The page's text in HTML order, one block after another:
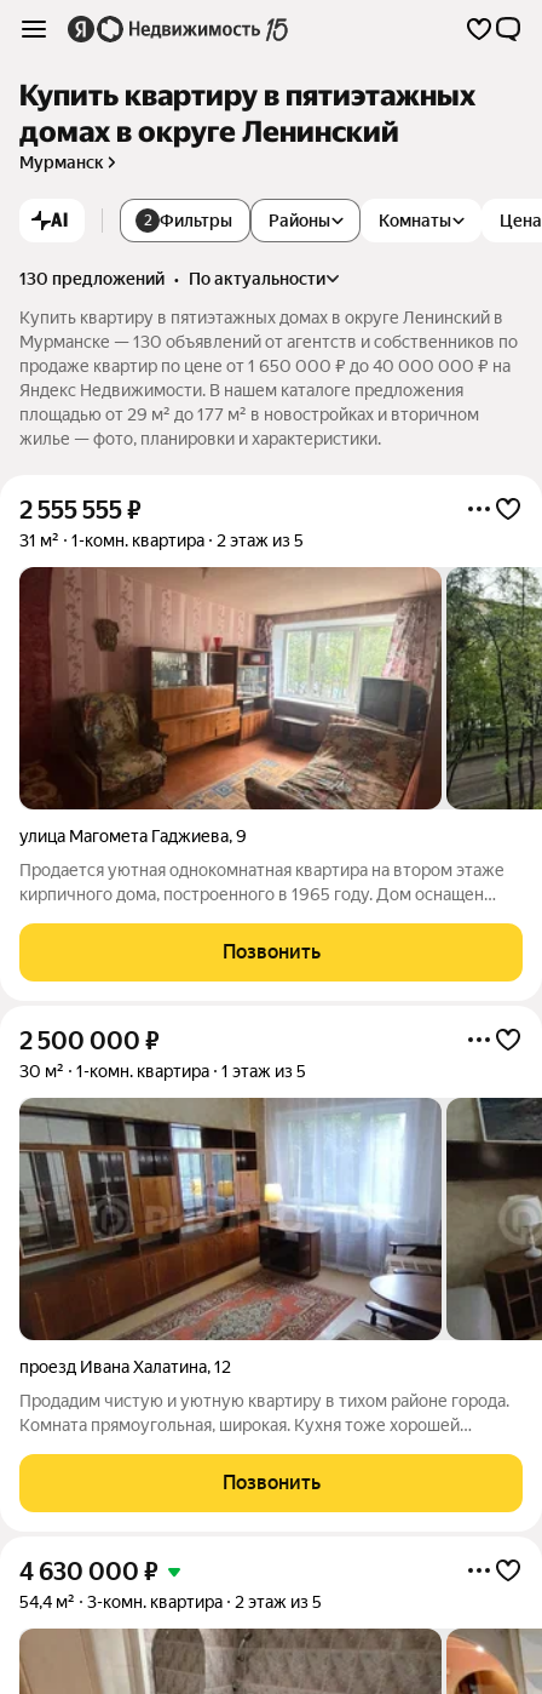
Купить квартиру в пятиэтажных
домах в округе Ленинский
Мурманск
AI 2 Фильтры Комнаты Цена
Районы
130 предложений •
по актуальности
Купить квартиру в пятиэтажных домах в округе Ленинский в
Мурманске — 130 объявлений от агентств и собственников по
продаже квартир по цене от 1 650 000 ₽ до 40 000 000 ₽ на
Яндекс Недвижимости. В нашем каталоге предложения
площадью от 29 м² до 177 м² в новостройках и вторичном
жилье — фото, планировки и характеристики.
2 555 555₽
31 м² 1-комн. квартира 2 этаж из 5
улица Магомета Гаджиева,9
Продается уютная однокомнатная квартира на втором этаже
кирпичного дома, построенного в 1965 году. Дом оснащен
выходят на улицу, открывая вид на спокойный двор с открытой
парковкой. В квартире
Позвонить
2 500 000 ₽
30 м² 1-комн. квартира 1 этаж из 5
проезд Ивана Халатина,12
Продадим чистую и уютную квартиру в тихом районе города.
Комната прямоугольная, широкая. Кухня тоже хорошей
большая ниша для хранения. Заменены окна. Обращаем
внимание, что окна направлены не на
Позвонить
4 630 000 ₽
54,4 м² 3-комн. квартира 2 этаж из 5